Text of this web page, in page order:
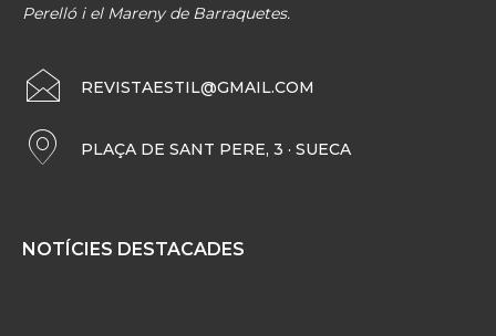
Perelló i el Mareny de Barraquetes.
REVISTAESTIL@GMAIL.COM
PLAÇA DE SANT PERE, 3 · SUECA
NOTÍCIES DESTACADES